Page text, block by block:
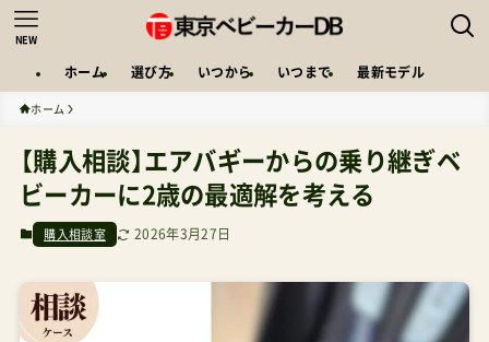
NEW
ホーム 選び方 いつから いつまで 最新モデル
ホーム
【購入相談】エアバギーからの乗り継ぎベ
ビーカーに2歳の最適解を考える
購入相談室 2026年3月27日